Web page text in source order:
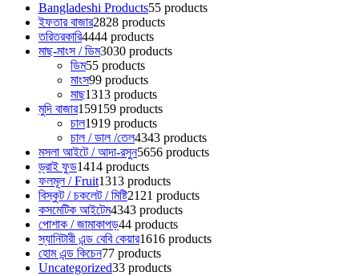
Bangladeshi Products55 products
ইফতার বাজার2828 products
তরিতরকারি4444 products
মাছ-মাংস / ডিম3030 products
ডিম55 products
মাংস99 products
মাছ1313 products
মুদি বাজার159159 products
চাল1919 products
চাল / ডাল /তেল4343 products
মসলা আইটে / আদা-রসুন5656 products
ড্রাই ফুড1414 products
ফলমূল / Fruit1313 products
বিস্কুট / চকলেট / মিষ্টি21 21 products
কসমেটিক আইটেম4343 products
পোশাক / জামাকাপড়44 products
স্যানিটারী এন্ড বেবি কেয়ার1616 products
হোম এন্ড কিচেন77 products
Uncategorized33 products